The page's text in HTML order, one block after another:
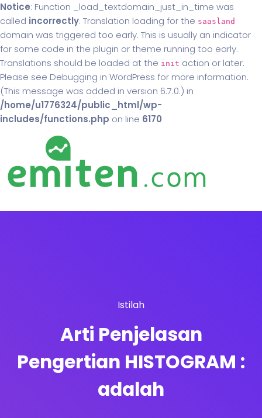
Notice: Function _load_textdomain_just_in_time was
called incorrectly. Translation loading for the saasland
domain was triggered too early. This is usually an indicator
for some code in the plugin or theme running too early.
Translations should be loaded at the init action or later.
Please see Debugging in WordPress for more information.
(This message was added in version 6.7.0.) in
/home/u1776324/public_html/wp-
includes/functions.php on line 6170
Istilah
Arti Penjelasan
Pengertian HISTOGRAM :
adalah